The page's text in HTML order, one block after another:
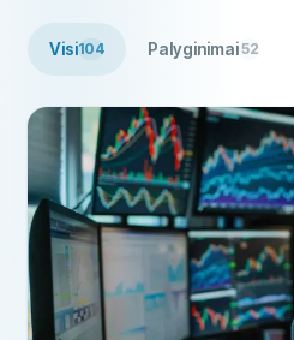
Visi104 Palyginimai 52